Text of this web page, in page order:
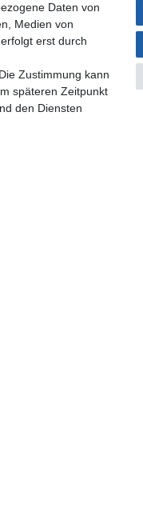
Daten von
Medien von
erst durch
Zustimmung kann
späteren Zeitpunkt
den Diensten